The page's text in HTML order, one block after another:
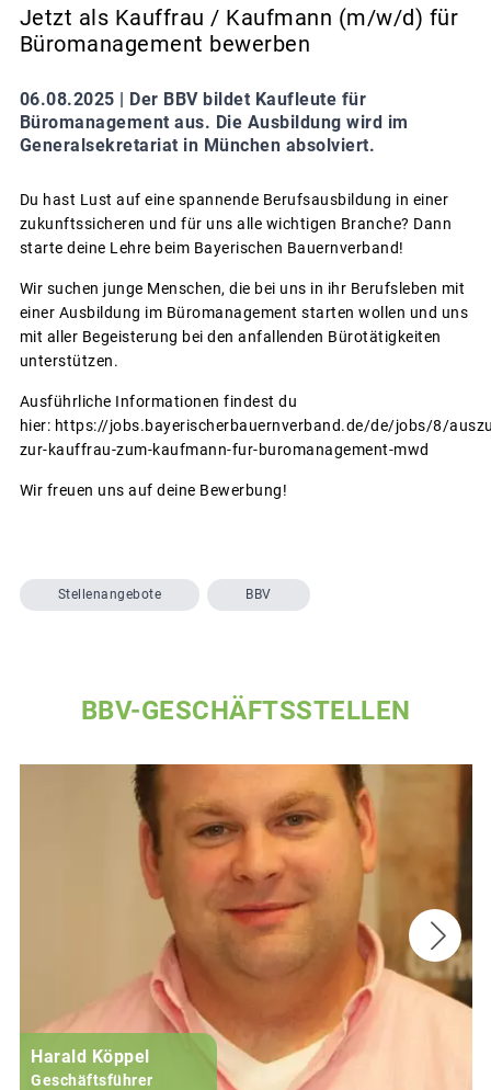
Jetzt als Kauffrau / Kaufmann (m/w/d) für
Büromanagement bewerben
06.08.2025 | Der BBV bildet Kaufleute für
Büromanagement aus. Die Ausbildung wird im
Generalsekretariat in München absolviert.
Du hast Lust auf eine spannende Berufsausbildung in einer
zukunftssicheren und für uns alle wichtigen Branche? Dann
starte deine Lehre beim Bayerischen Bauernverband!
Wir suchen junge Menschen, die bei uns in ihr Berufsleben mit
einer Ausbildung im Büromanagement starten wollen und uns
mit aller Begeisterung bei den anfallenden Bürotätigkeiten
unterstützen.
Ausführliche Informationen findest du
hier: https://jobs.bayerischerbauernverband.de/de/jobs/8/
zur-kauffrau-zum-kaufmann-fur-buromanagement-mwd
Wir freuen uns auf deine Bewerbung!
Stellenangebote BBV
BBV-GESCHÄFTSSTELLEN
Harald Köppel
Geschäftsführer